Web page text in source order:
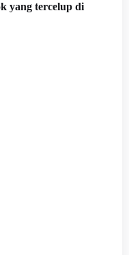
yang tercelup di